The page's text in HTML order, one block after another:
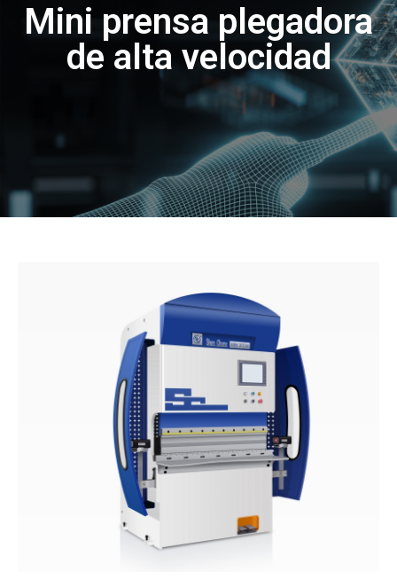
Mini prensa plegadora
de alta velocidad